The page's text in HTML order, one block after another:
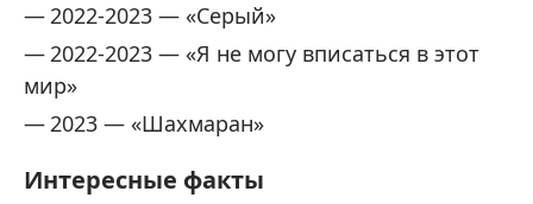
2022-2023 — «Серый»
2022-2023 — «Я не могу вписаться в этот
мир»
2023 — «Шахмаран »
Интересные факты